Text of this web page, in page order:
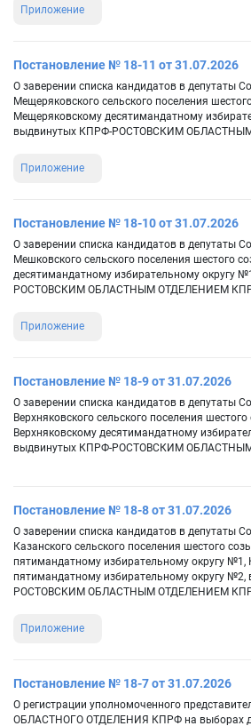
Приложение
Постановление № 18-11 от 31.07.2026
О заверении списка кандидатов в депутаты
Мещеряковского сельского поселения
Мещеряковскому десятимандатному
выдвинутых КПРФ-РОСТОВСКИМ
Приложение
Постановление № 18-10 от 31.07.2026
О заверении списка кандидатов в депутаты
Мешковского сельского поселения шестого
десятимандатному избирательному округу
РОСТОВСКИМ ОБЛАСТНЫМ ОТДЕЛЕНИЕМ
Приложение
Постановление № 18-9 от 31.07.2026
О заверении списка кандидатов в депутаты
Верхняковского сельского поселения
Верхняковскому десятимандатному
выдвинутых КПРФ-РОСТОВСКИМ
Постановление № 18-8 от 31.07.2026
О заверении списка кандидатов в депутаты
Казанского сельского поселения шестого
пятимандатному избирательному округу №1,
пятимандатному избирательному округу
РОСТОВСКИМ ОБЛАСТНЫМ ОТДЕЛЕНИЕМ
Приложение
Постановление № 18-7 от 31.07.2026
О регистрации уполномоченного
ОБЛАСТНОГО ОТДЕЛЕНИЯ КПРФ на выборах